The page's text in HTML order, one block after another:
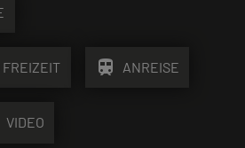
train ANREISE
VIDEO